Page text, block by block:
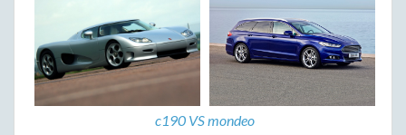
c190 VS mondeo